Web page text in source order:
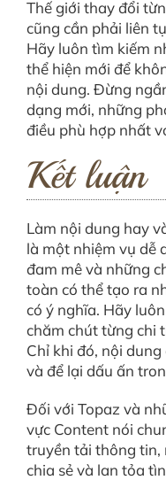
Thế giới thay đổi
cũng cần phải liên
Hãy luôn tìm kiếm
thể hiện mới để
nội dung. Đừng
dạng mới, những
điều phù hợp nhất
Kết luận
Làm nội dung hay
là một nhiệm vụ dễ
đam mê và những
toàn có thể tạo ra
có ý nghĩa. Hãy
chăm chút từng chi
Chỉ khi đó, nội
và để lại dấu ấn
Đối với Topaz và
vực Content nói
truyền tải thông tin,
chia sẻ và lan tỏa